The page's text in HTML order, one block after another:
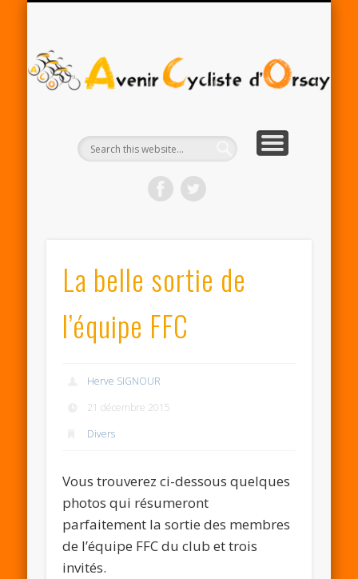
La belle sortie de
l’équipe FFC
Herve SIGNOUR
21 décembre 2015
Divers
Vous trouverez ci-dessous quelques
photos qui résumeront
parfaitement la sortie des membres
de l’équipe FFC du club et trois
invités.